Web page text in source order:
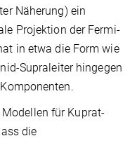
Näherung) ein
Projektion der Fermi-
in etwa die Form wie
Supraleiter hingegen
für Kuprat-
die